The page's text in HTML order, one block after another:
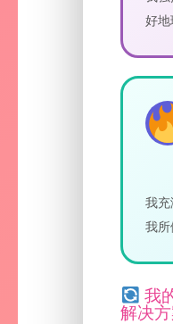
好
我
我
我
解决